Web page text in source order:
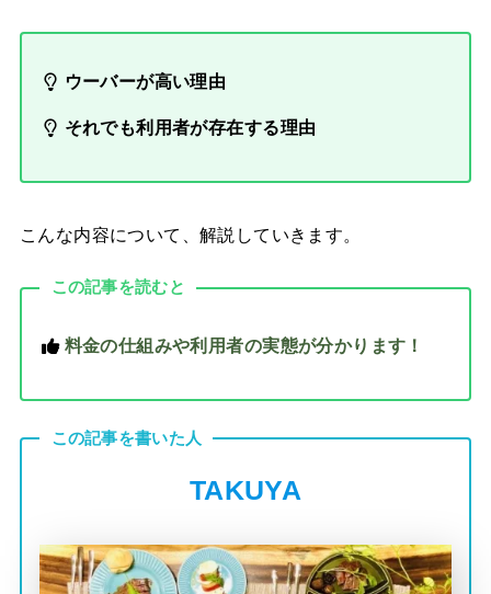
ウーバーが高い理由
それでも利用者が存在する理由
こんな内容について、解説していきます。
この記事を読むと
料金の仕組みや利用者の実態が分かります！
この記事を書いた人
TAKUYA